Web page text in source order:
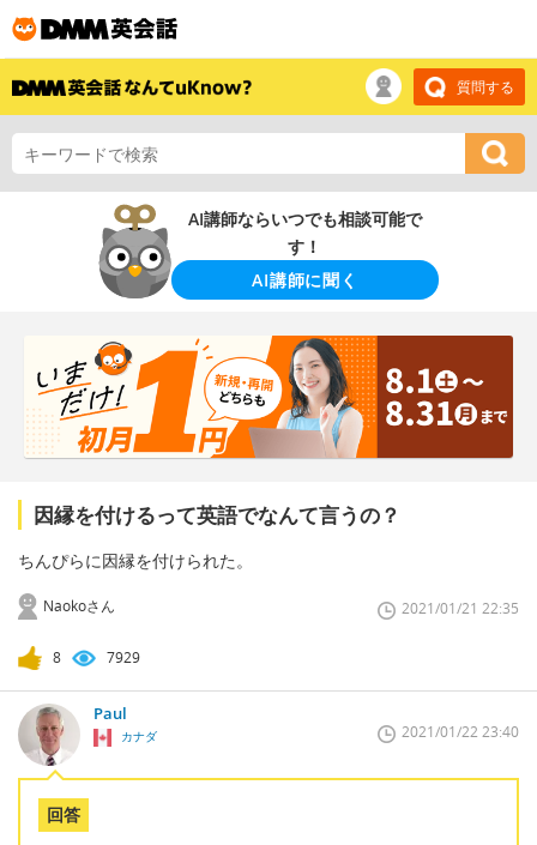
質問する
AI講師ならいつでも相談可能で
す！
AI講師に聞く
因縁を付けるって英語でなんて言うの？
ちんぴらに因縁を付けられた。
Naokoさん 2021/01/21 22:35
8 7929
Paul
カナダ 2021/01/22 23:40
回答